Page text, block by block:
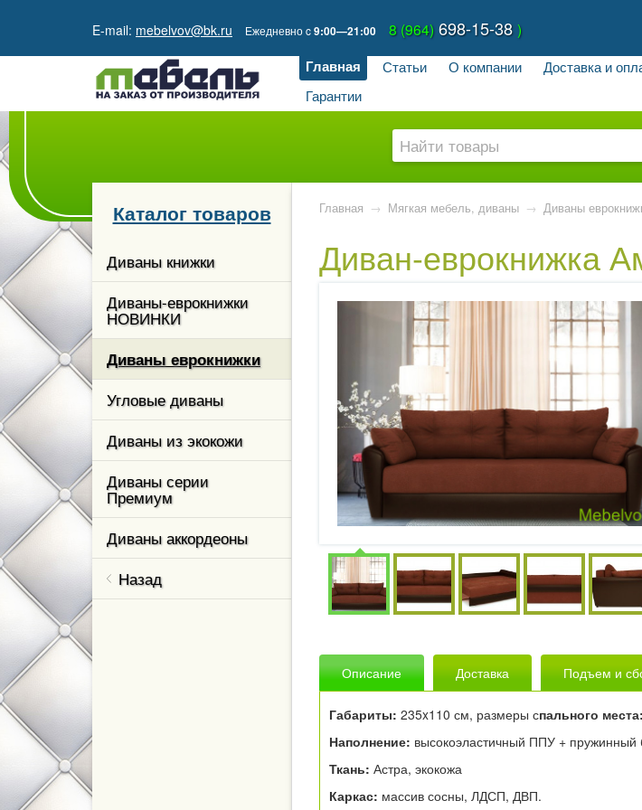
E-mail: mebelvov@bk.ru Ежедневноc9:00—21:00 8 (964) 698-15-38)
Главная Статьи О компании Доставка и
Гарантии
Каталог товаров
Диваны книжки
Диваны-еврокнижки
НОВИНКИ
Диваны еврокнижки
Угловые диваны
Диваны из экокожи
Диваны серии
Премиум
Диваны аккордеоны
Назад
и
Главная → Мягкая мебель, диваны → Диваны
Диван-еврокнижка
Описание Доставка Подъем и
Габариты: 235x110 см, размеры спального места:
Наполнение: высокоэластичный ППУ + пружинный
Ткань: Астра, экокожа
Каркас: массив сосны, ЛДСП, ДВП.